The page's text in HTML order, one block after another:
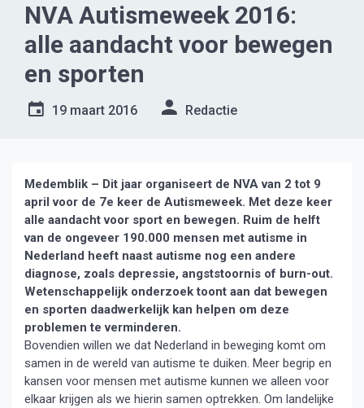
NVA Autismeweek 2016:
alle aandacht voor bewegen
en sporten
19 maart 2016 Redactie
Medemblik – Dit jaar organiseert de NVA van 2 tot 9
april voor de 7e keer de Autismeweek. Met deze keer
alle aandacht voor sport en bewegen. Ruim de helft
van de ongeveer 190.000 mensen met autisme in
Nederland heeft naast autisme nog een andere
diagnose, zoals depressie, angststoornis of burn-out.
Wetenschappelijk onderzoek toont aan dat bewegen
en sporten daadwerkelijk kan helpen om deze
problemen te verminderen.
Bovendien willen we dat Nederland in beweging komt om
samen in de wereld van autisme te duiken. Meer begrip en
kansen voor mensen met autisme kunnen we alleen voor
elkaar krijgen als we hierin samen optrekken. Om landelijke